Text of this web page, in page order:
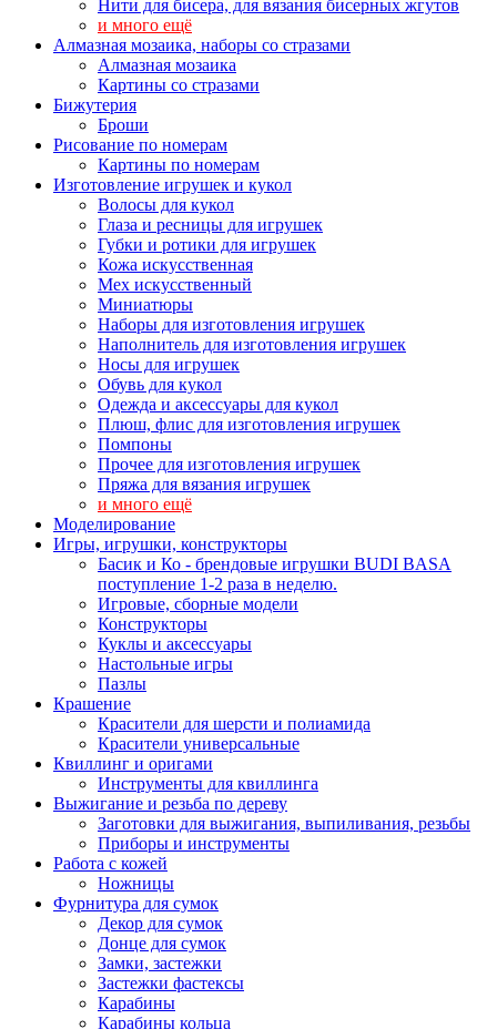
Нити для бисера, для вязания бисерных жгутов
и много ещё
Алмазная мозаика, наборы со стразами
Алмазная мозаика
Картины co стразами
Бижутерия
Броши
Рисование по номерам
Картины по номерам
Изготовление игрушек и кукол
Волосы для кукол
Глаза и ресницы для игрушек
Губки и ротики для игрушек
Кожа искусственная
Мех искусственный
Миниатюры
Наборы для изготовления игрушек
Наполнитель для изготовления игрушек
Носы для игрушек
Обувь для кукол
Одежда и аксессуары для кукол
Плюш, флис для изготовления игрушек
Помпоны
Прочее для изготовления игрушек
Пряжа для вязания игрушек
и много ещё
Моделирование
Игры, игрушки, конструкторы
Басик и Ко - брендовые игрушки BUDI BASA
поступление 1-2 раза в неделю.
Игровые, сборные модели
Конструкторы
Куклы и аксессуары
Настольные игры
Пазлы
Крашение
Красители для шерсти и полиамида
Красители универсальные
Квиллинг и оригами
Инструменты для квиллинга
Выжигание и резьба по дереву
Заготовки для выжигания, выпиливания, резьбы
Приборы и инструменты
Работа с кожей
Ножницы
Фурнитура для сумок
Декор для сумок
Донце для сумок
Замки, застежки
Застежки фастексы
Карабины
Карабины кольца